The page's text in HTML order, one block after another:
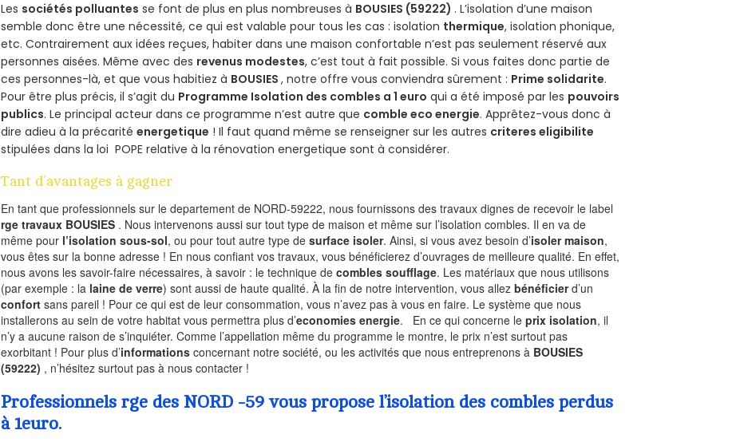
Les sociétés polluantes se font de plus en plus nombreuses à BOUSIES (59222) . L’isolation d’une maison
semble donc être une nécessité, ce qui est valable pour tous les cas : isolation thermique, isolation phonique,
etc. Contrairement aux idées reçues, habiter dans une maison confortable n’est pas seulement réservé aux
personnes aisées. Même avec des revenus modestes, c’est tout à fait possible. Si vous faites donc partie de
ces personnes-là, et que vous habitiez à BOUSIES, notre offre vous conviendra sûrement : Prime solidarite.
Pour être plus précis, il s’agit du Programme Isolation des combles a 1 euro qui a été imposé par les pouvoirs
publics. Le principal acteur dans ce programme n’est autre que comble eco energie. Apprêtez-vous donc à
dire adieu à la précaritéenergetique ! Il faut quand même se renseigner sur les autres criteres eligibilite
stipulées dans la loi POPE relative à la rénovation energetique sont à considérer.
Tant d’avantages à gagner
En tant que professionnels sur le departement de NORD-59222, nous fournissons des travaux dignes de recevoir le label
rge travaux BOUSIES . Nous intervenons aussi sur tout type de maison et même sur l’isolation combles. Il en va de
même pour l’isolation sous-sol, ou pour tout autre type desurface isoler. Ainsi, si vous avez besoin d’isoler maison,
vous êtes sur la bonne adresse ! En nous confiant vos travaux, vous bénéficierez d’ouvrages de meilleure qualité. En effet,
nous avons les savoir-faire nécessaires, à savoir : le technique decombles soufflage. Les matériaux que nous utilisons
(par exemple : la laine de verre) sont aussi de haute qualité. À la fin de notre intervention, vous allezbénéficierd’un
confort sans pareil ! Pour ce qui est de leur consommation, vous n’avez pas à vous en faire. Le système que nous
installerons au sein de votre habitat vous permettra plus d’economies energie. En ce qui concerne leprix isolation, il
n’y a aucune raison de s’inquiéter. Comme l’appellation même du programme le montre, le prix n’est surtout pas
exorbitant ! Pour plus d’informations concernant notre société, ou les activités que nous entreprenons à BOUSIES
(59222) , n’hésitez surtout pas à nous contacter !
Professionnels rge des NORD -59 vous propose l’isolation des combles perdus
à 1euro.